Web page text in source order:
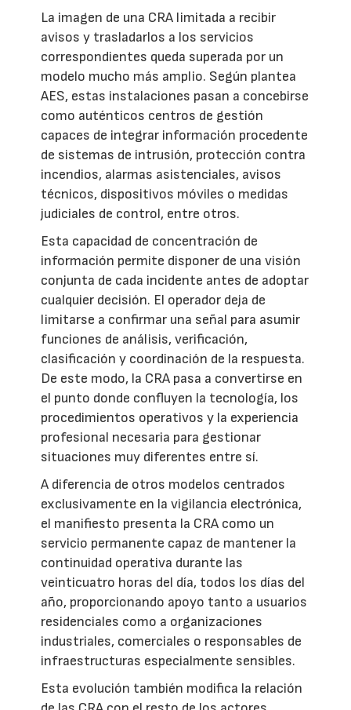
La imagen de una CRA limitada a recibir
avisos y trasladarlos a los servicios
correspondientes queda superada por un
modelo mucho más amplio. Según plantea
AES, estas instalaciones pasan a concebirse
como auténticos centros de gestión
capaces de integrar información procedente
de sistemas de intrusión, protección contra
incendios, alarmas asistenciales, avisos
técnicos, dispositivos móviles o medidas
judiciales de control, entre otros.
Esta capacidad de concentración de
información permite disponer de una visión
conjunta de cada incidente antes de adoptar
cualquier decisión. El operador deja de
limitarse a confirmar una señal para asumir
funciones de análisis, verificación,
clasificación y coordinación de la respuesta.
De este modo, la CRA pasa a convertirse en
el punto donde confluyen la tecnología, los
procedimientos operativos y la experiencia
profesional necesaria para gestionar
situaciones muy diferentes entre sí.
A diferencia de otros modelos centrados
exclusivamente en la vigilancia electrónica,
el manifiesto presenta la CRA como un
servicio permanente capaz de mantener la
continuidad operativa durante las
veinticuatro horas del día, todos los días del
año, proporcionando apoyo tanto a usuarios
residenciales como a organizaciones
industriales, comerciales o responsables de
infraestructuras especialmente sensibles.
Esta evolución también modifica la relación